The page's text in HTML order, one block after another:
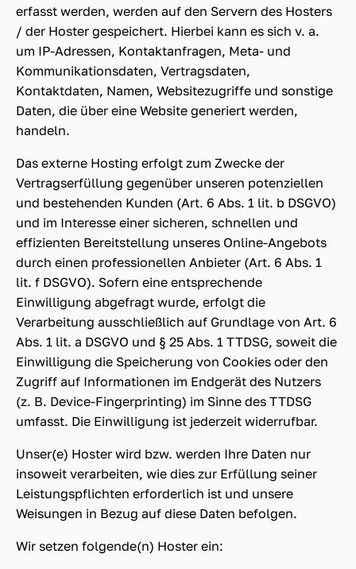
erfasst werden, werden auf den Servern des Hosters
/ der Hoster gespeichert. Hierbei kann es sich v. a.
um IP-Adressen, Kontaktanfragen, Meta- und
Kommunikationsdaten, Vertragsdaten,
Kontaktdaten, Namen, Websitezugriffe und sonstige
Daten, die über eine Website generiert werden,
handeln.
Das externe Hosting erfolgt zum Zwecke der
Vertragserfüllung gegenüber unseren potenziellen
und bestehenden Kunden (Art. 6 Abs. 1 lit. b DSGVO)
und im Interesse einer sicheren, schnellen und
effizienten Bereitstellung unseres Online-Angebots
durch einen professionellen Anbieter (Art. 6 Abs. 1
lit. f DSGVO). Sofern eine entsprechende
Einwilligung abgefragt wurde, erfolgt die
Verarbeitung ausschließlich auf Grundlage von Art. 6
Abs. 1 lit. a DSGVO und § 25 Abs. 1 TTDSG, soweit die
Einwilligung die Speicherung von Cookies oder den
Zugriff auf Informationen im Endgerät des Nutzers
(z. B. Device-Fingerprinting) im Sinne des TTDSG
umfasst. Die Einwilligung ist jederzeit widerrufbar.
Unser(e) Hoster wird bzw. werden Ihre Daten nur
insoweit verarbeiten, wie dies zur Erfüllung seiner
Leistungspflichten erforderlich ist und unsere
Weisungen in Bezug auf diese Daten befolgen.
Wir setzen folgende(n) Hoster ein: